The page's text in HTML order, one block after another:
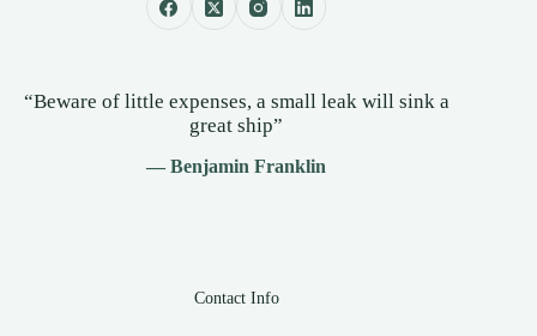
“Beware of little expenses, a small leak will sink a
great ship”
— Benjamin Franklin
Contact Info